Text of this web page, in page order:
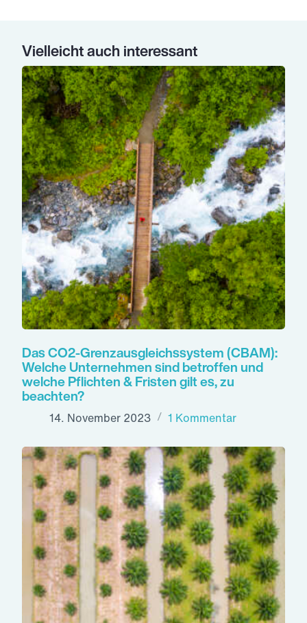
Vielleicht auch interessant
Das CO2-Grenzausgleichssystem (CBAM):
Welche Unternehmen sind betroffen und
welche Pflichten & Fristen gilt es, zu
beachten?
14. November 2023 1 Kommentar